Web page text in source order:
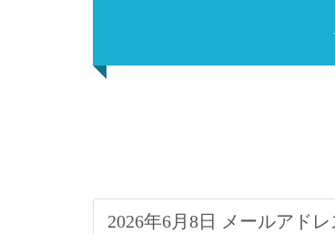
2026年6月8日 メールアド